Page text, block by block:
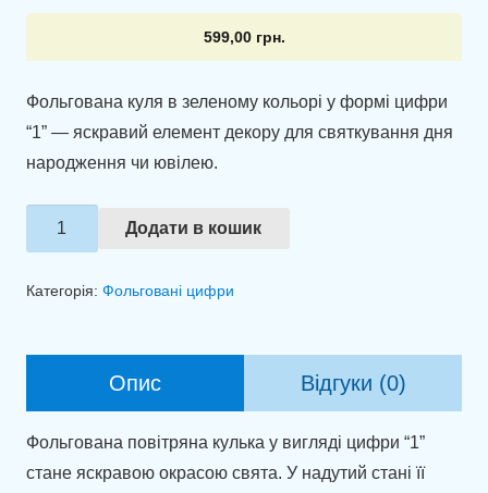
599,00 грн.
Фольгована куля в зеленому кольорі у формі цифри
“1” — яскравий елемент декору для святкування дня
народження чи ювілею.
Фольгована
цифра
Додати в кошик
Категорія: Фольговані цифри
Опис Відгуки (0)
Фольгована повітряна кулька у вигляді цифри “1”
стане яскравою окрасою свята. У надутий стані її